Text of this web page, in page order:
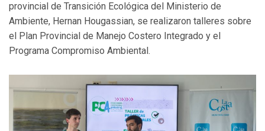
provincial de Transición Ecológica del Ministerio de
Ambiente, Hernan Hougassian, se realizaron talleres sobre
el Plan Provincial de Manejo Costero Integrado y el
Programa Compromiso Ambiental.